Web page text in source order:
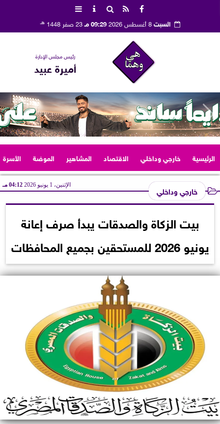
السبت8 أغسطس 2026 09:29 مـ 23 صفر 1448 هـ
رئيس مجلس الإدارة
أميرة عبيد
الرئيسية خارجي وداخلي الاقتصاد المشاهير الموضة الأسرة
خارجي وداخلي الإثنين، 1 يونيو 2026 04:12 مـ
بيت الزكاة والصدقات يبدأ صرف إعانة
يونيو 2026 للمستحقين بجميع المحافظات